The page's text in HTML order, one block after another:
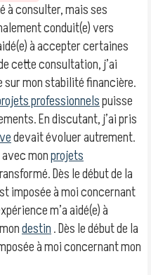
à consulter, mais ses
conduit(e) vers
à accepter certaines
cette consultation, j’ai
mon stabilité financière.
professionnelspuisse
En discutant, j’ai pris
devait évoluer autrement.
monprojets
Dès le début de la
imposée à moi concernant
m’a aidé(e) à
destin. Dès le début de la
à moi concernant mon